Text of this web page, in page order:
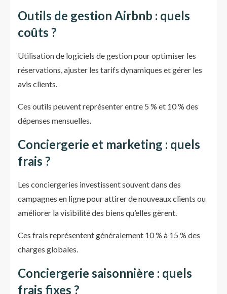
Outils de gestion Airbnb : quels
coûts ?
Utilisation de logiciels de gestion pour optimiser les
réservations, ajuster les tarifs dynamiques et gérer les
avis clients.
Ces outils peuvent représenter entre 5 % et 10 % des
dépenses mensuelles.
Conciergerie et marketing : quels
frais ?
Les conciergeries investissent souvent dans des
campagnes en ligne pour attirer de nouveaux clients ou
améliorer la visibilité des biens qu’elles gèrent.
Ces frais représentent généralement 10 % à 15 % des
charges globales.
Conciergerie saisonnière : quels
frais fixes ?